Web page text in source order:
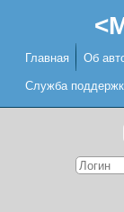
Главная Об
Служба